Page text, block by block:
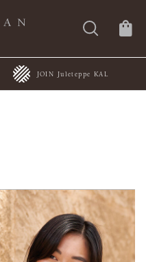
JOIN Juleteppe KAL